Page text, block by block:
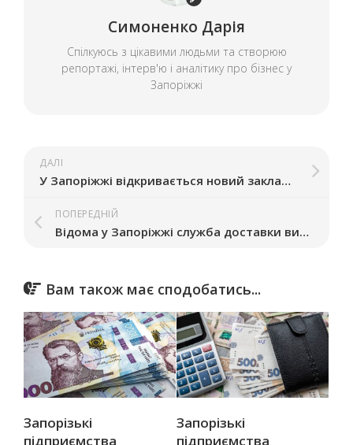
Симоненко Дарія
Спілкуюсь з цікавими людьми та створюю
репортажі, інтерв'ю і аналітику про бізнес у
Запоріжжі
ДАЛІ
У Запоріжжі відкривається новий заклад Mix&Grill: де і як працюватиме
ПОПЕРЕДНІЙ
Відома у Запоріжжі служба доставки виходить на київський ринок: розпочали підготовчі роботи
Вам також має сподобатись...
Запорізькі
підприємства
Запорізькі
підприємства